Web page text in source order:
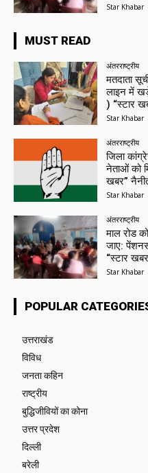
Star Khabar
MUST READ
अंतरराष्ट्रीय
मतदाता
लाइन में
) “स्टार
Star Khabar
अंतरराष्ट्रीय
जिला
नेताओं को
खबर”
Star Khabar
अंतरराष्ट्रीय
माल रोड
जाए:
“स्टार
Star Khabar
POPULAR
उत्तराखंड
विविध
जनता कहिन
राष्ट्रीय
बुद्धिजीवियों का कोना
उत्तर प्रदेश
दिल्ली
बरेली